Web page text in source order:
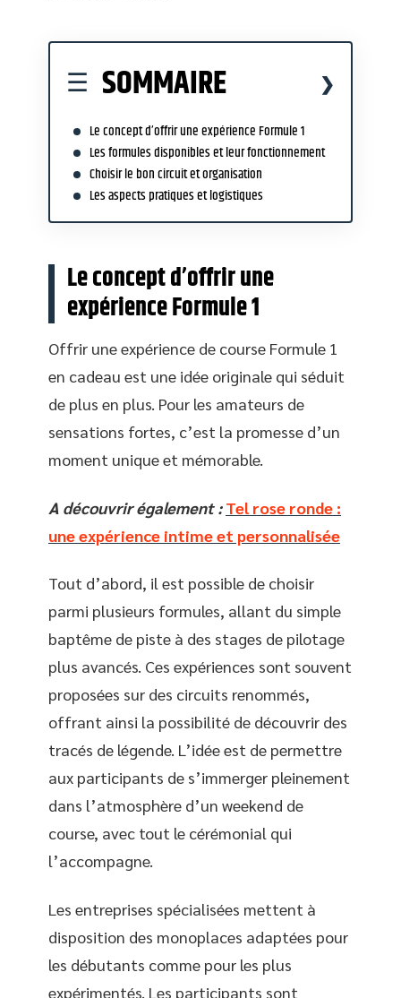
SOMMAIRE
Le concept d’offrir une expérience Formule 1
Les formules disponibles et leur fonctionnement
Choisir le bon circuit et organisation
Les aspects pratiques et logistiques
Le concept d’offrir une
expérience Formule 1
Offrir une expérience de course Formule 1
en cadeau est une idée originale qui séduit
de plus en plus. Pour les amateurs de
sensations fortes, c’est la promesse d’un
moment unique et mémorable.
A découvrir également : Tel rose ronde :
une expérience intime et personnalisée
Tout d’abord, il est possible de choisir
parmi plusieurs formules, allant du simple
baptême de piste à des stages de pilotage
plus avancés. Ces expériences sont souvent
proposées sur des circuits renommés,
offrant ainsi la possibilité de découvrir des
tracés de légende. L’idée est de permettre
aux participants de s’immerger pleinement
dans l’atmosphère d’un weekend de
course, avec tout le cérémonial qui
l’accompagne.
Les entreprises spécialisées mettent à
disposition des monoplaces adaptées pour
les débutants comme pour les plus
expérimentés. Les participants sont